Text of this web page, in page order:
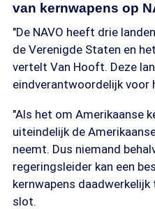
van kernwapens op
"De NAVO heeft drie
de Verenigde Staten en
vertelt Van Hooft. Deze
eindverantwoordelijk voor
"Als het om Amerikaanse
uiteindelijk de
neemt. Dus niemand
regeringsleider kan een
kernwapens
slot.